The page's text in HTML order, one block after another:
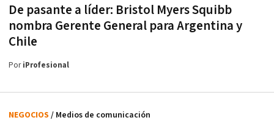
De pasante a líder: Bristol Myers Squibb
nombra Gerente General para Argentina y
Chile
PoriProfesional
NEGOCIOS / Medios de comunicación